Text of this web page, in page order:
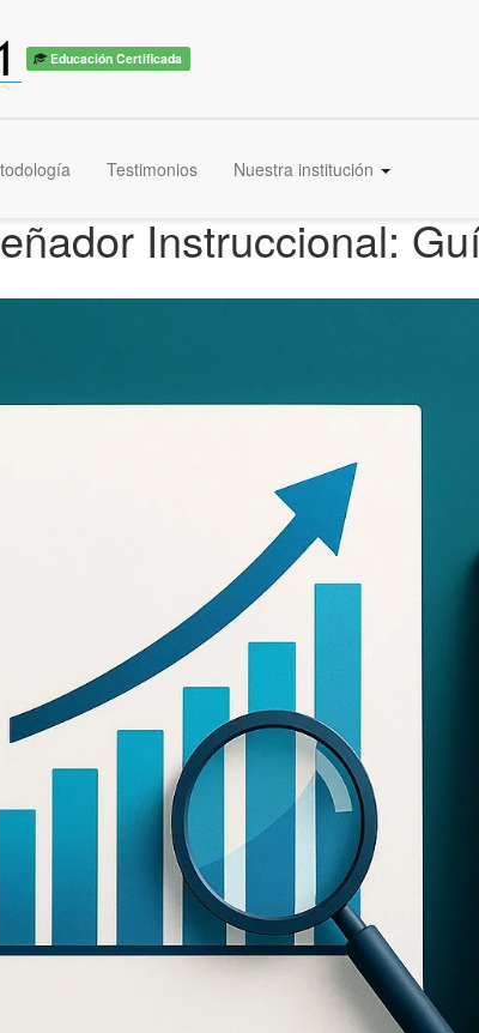
Educación Certificada
Testimonios Nuestra institución
Instruccional: